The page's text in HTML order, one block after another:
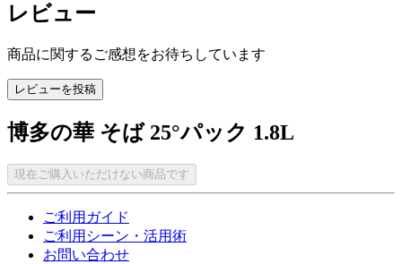
レビュー
商品に関するご感想をお待ちしています
レビューを投稿
博多の華 そば 25°パック 1.8L
現在ご購入いただけない商品です
ご利用ガイド
ご利用シーン・活用術
お問い合わせ